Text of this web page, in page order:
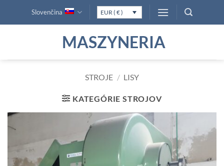
Slovenčina EUR ( € )
MASZYNERIA
STROJE / LISY
KATEGÓRIE STROJOV